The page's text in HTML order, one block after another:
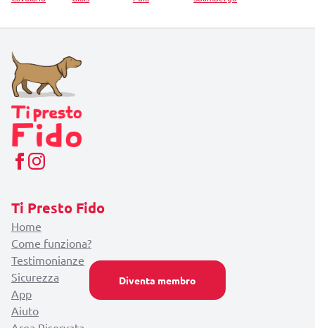
Diventa membro
Ti Presto Fido
Home
Come funziona?
Testimonianze
Sicurezza
App
Aiuto